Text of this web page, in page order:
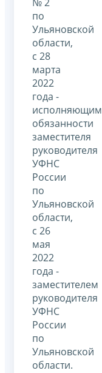
по
Ульяновской
области,
с 28
марта
2022
года -
исполняющим
обязанности
заместителя
руководителя
УФНС
России
по
Ульяновской
области,
с 26
мая
2022
года -
заместителем
руководителя
УФНС
России
по
Ульяновской
области.